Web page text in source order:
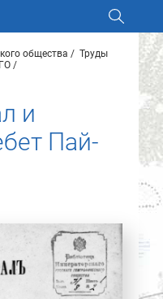
общества
Труды
и
Пай-